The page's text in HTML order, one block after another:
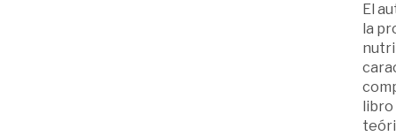
El
la
libro